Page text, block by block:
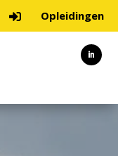
 Opleidingen